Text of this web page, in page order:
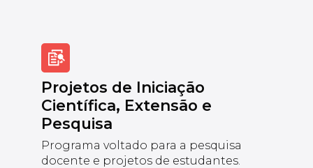
Projetos de Iniciação
Científica, Extensão e
Pesquisa
Programa voltado para a pesquisa
docente e projetos de estudantes.